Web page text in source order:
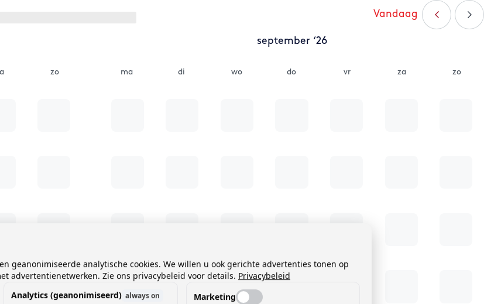
Vandaag
zo
september ‘26
ma di wo do vr za zo
geanonimiseerde analytische cookies. We willen u ook gerichte advertenties tonen op
advertentienetwerken. Zie ons privacybeleid voor details. Privacybeleid
Analytics (geanonimiseerd) always on
Marketing